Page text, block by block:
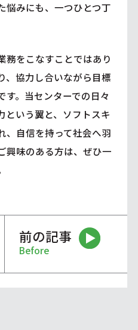
悩みにも、一つひとつ丁
務をこなすことではあり
、協力し合いながら目標
す。当センターでの日々
という翼と、ソフトスキ
、自信を持って社会へ羽
興味のある方は、ぜひ一
前の記事
Before